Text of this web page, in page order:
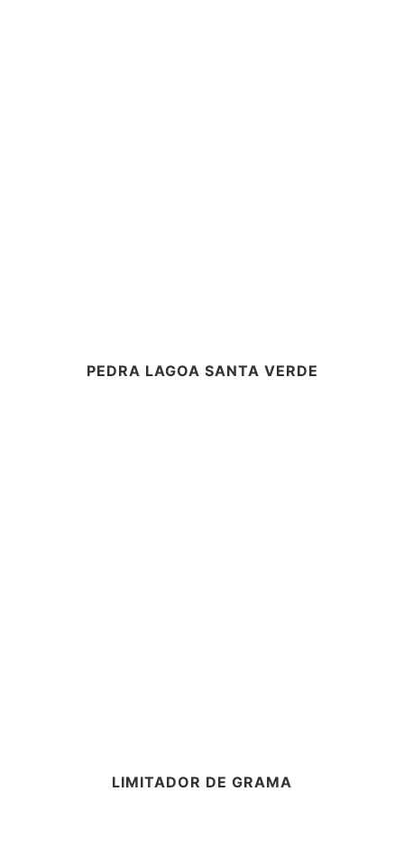
PEDRA LAGOA SANTA VERDE
LIMITADOR DE GRAMA